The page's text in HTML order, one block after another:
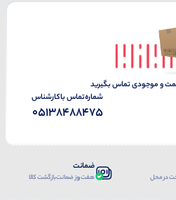
و موجودی تماس بگیرید
شماره‌تماس‌ با‌کارشناس
05138488475
در محل
ضمانت
هفت روز ضمانت بازگشت کالا